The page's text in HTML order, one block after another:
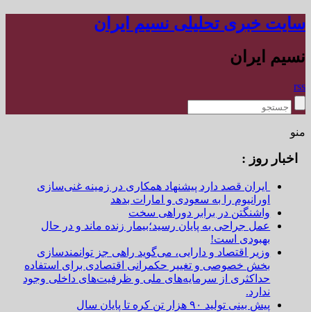
سایت خبری تحلیلی نسیم ایران
نسیم ایران
rss
منو
اخبار روز :
ایران قصد دارد پیشنهاد همکاری در زمینه غنی‌سازی
اورانیوم را به سعودی و امارات بدهد
واشنگتن در برابر دوراهی سخت
عمل جراحی به پایان رسید؛بیمار زنده ماند و در حال
بهبودی است!
وزیر اقتصاد و دارایی، می‌گوید راهی جز توانمندسازی
بخش خصوصی و تغییر حکمرانی اقتصادی برای استفاده
حداکثری از سرمایه‌های ملی و ظرفیت‌های داخلی وجود
ندارد.
پیش بینی تولید ۹۰ هزار تن کره تا پایان سال